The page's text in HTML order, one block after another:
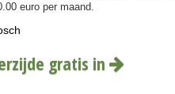
euro per maand.
gratis in